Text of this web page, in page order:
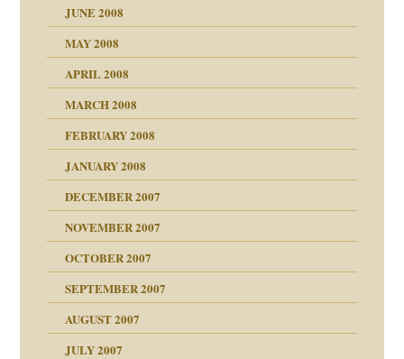
Juni 2008
JUNE 2008
und Staat
MAY 2008
APRIL 2008
MARCH 2008
FEBRUARY 2008
JANUARY 2008
DECEMBER 2007
NOVEMBER 2007
OCTOBER 2007
SEPTEMBER 2007
AUGUST 2007
JULY 2007